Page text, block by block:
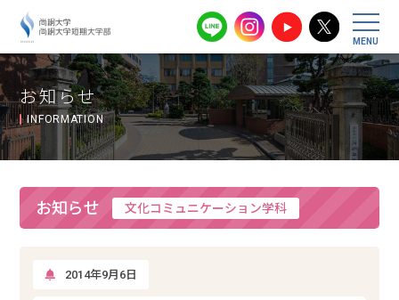
尚絅大学・尚
お知らせ
INFORMATION
お知らせ 文化コミュニケーション学科
2014年9月6日